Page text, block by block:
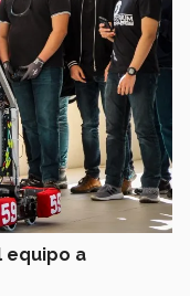
equipo a